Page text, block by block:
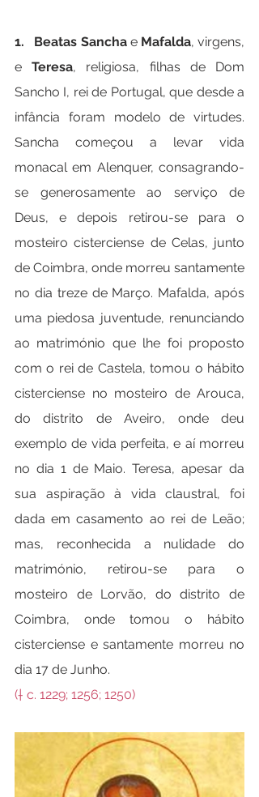
1.   Beatas Sancha e Mafalda, virgens,
e Teresa, religiosa, filhas de Dom
Sancho I, rei de Portugal, que desde a
infância foram modelo de virtudes.
Sancha começou a levar vida
monacal em Alenquer, consagrando-
se generosamente ao serviço de
Deus, e depois retirou-se para o
mosteiro cisterciense de Celas, junto
de Coimbra, onde morreu santamente
no dia treze de Março. Mafalda, após
uma piedosa juventude, renunciando
ao matrimónio que lhe foi proposto
com o rei de Castela, tomou o hábito
cisterciense no mosteiro de Arouca,
do distrito de Aveiro, onde deu
exemplo de vida perfeita, e aí morreu
no dia 1 de Maio. Teresa, apesar da
sua aspiração à vida claustral, foi
dada em casamento ao rei de Leão;
mas, reconhecida a nulidade do
matrimónio, retirou-se para o
mosteiro de Lorvão, do distrito de
Coimbra, onde tomou o hábito
cisterciense e santamente morreu no
dia 17 de Junho.
(† c. 1229; 1256; 1250)